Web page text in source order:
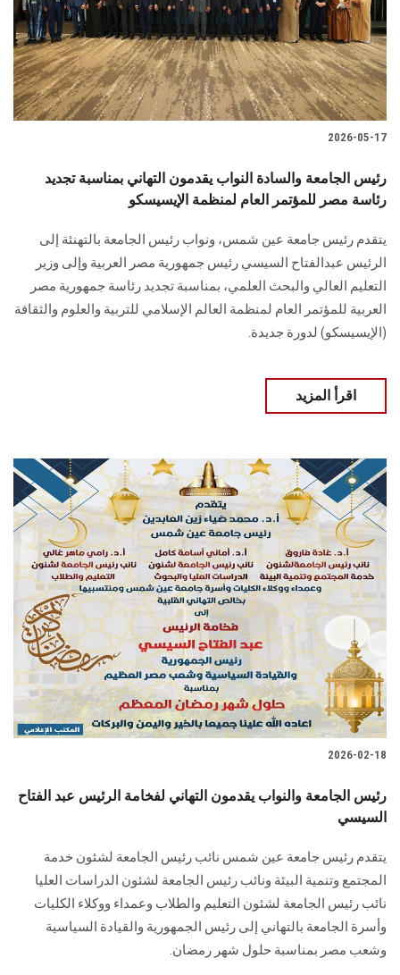
2026-05-17
رئيس الجامعة والسادة النواب يقدمون التهاني بمناسبة تجديد
رئاسة مصر للمؤتمر العام لمنظمة الإيسيسكو
يتقدم رئيس جامعة عين شمس، ونواب رئيس الجامعة بالتهنئة إلى
الرئيس عبدالفتاح السيسي رئيس جمهورية مصر العربية وإلى وزير
التعليم العالي والبحث العلمي، بمناسبة تجديد رئاسة جمهورية مصر
العربية للمؤتمر العام لمنظمة العالم الإسلامي للتربية والعلوم والثقافة
(الإيسيسكو) لدورة جديدة.
اقرأ المزيد
2026-02-18
رئيس الجامعة والنواب يقدمون التهاني لفخامة الرئيس عبد الفتاح
السيسي
يتقدم رئيس جامعة عين شمس نائب رئيس الجامعة لشئون خدمة
المجتمع وتنمية البيئة ونائب رئيس الجامعة لشئون الدراسات العليا
نائب رئيس الجامعة لشئون التعليم والطلاب وعمداء ووكلاء الكليات
وأسرة الجامعة بالتهاني إلى رئيس الجمهورية والقيادة السياسية
وشعب مصر بمناسبة حلول شهر رمضان.